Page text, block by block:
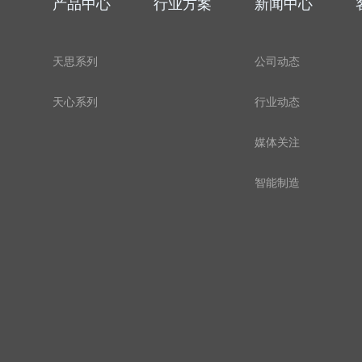
产品中心
天思系列
天心系列
行业方案 新闻中心
公司动态
行业动态
媒体关注
智能制造